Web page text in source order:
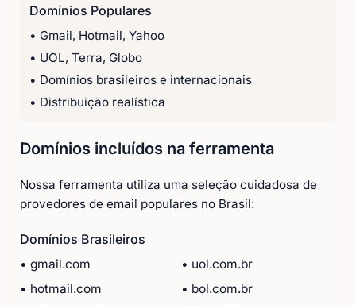
Domínios Populares
• Gmail, Hotmail, Yahoo
• UOL, Terra, Globo
• Domínios brasileiros e internacionais
• Distribuição realística
Domínios incluídos na ferramenta
Nossa ferramenta utiliza uma seleção cuidadosa de
provedores de email populares no Brasil:
Domínios Brasileiros
• gmail.com
• uol.com.br
• hotmail.com
• bol.com.br